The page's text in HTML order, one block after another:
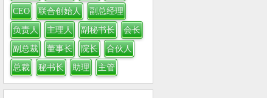
CEO 联合创始人 副总经理
负责人 主理人 副秘书长 会长
副总裁 董事长 院长 合伙人
总裁 秘书长 助理 主管